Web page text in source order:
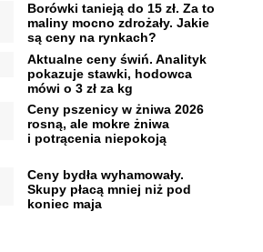
Borówki tanieją do 15 zł. Za to
maliny mocno zdrożały. Jakie
są ceny na rynkach?
Aktualne ceny świń. Analityk
pokazuje stawki, hodowca
mówi o 3 zł za kg
Ceny pszenicy w żniwa 2026
rosną, ale mokre żniwa
i potrącenia niepokoją
Ceny bydła wyhamowały.
Skupy płacą mniej niż pod
koniec maja